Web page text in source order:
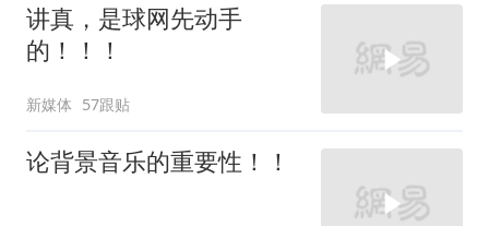
讲真，是球网先动手
的！！！
新媒体 57跟贴
论背景音乐的重要性！！